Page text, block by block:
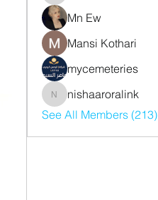
Mn Ew
Mansi Kothari
mycemeteries
nishaaroralink
nishaaroralink
See All Members (213)